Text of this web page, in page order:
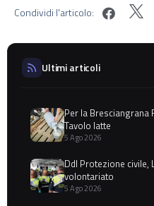
Condividi l'articolo:
Ultimi articoli
Per la Bresciangrana
Tavolo latte
5 Ago 2026
Ddl Protezione civile,
volontariato
5 Ago 2026